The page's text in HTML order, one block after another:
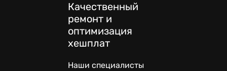
Качественный
ремонт и
оптимизация
хешплат
Наши специалисты